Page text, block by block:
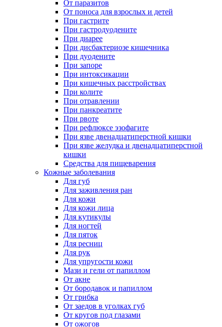
От паразитов
От поноса для взрослых и детей
При гастрите
При гастродуодените
При диарее
При дисбактериозе кишечника
При дуодените
При запоре
При интоксикации
При кишечных расстройствах
При колите
При отравлении
При панкреатите
При рвоте
При рефлюксе эзофагите
При язве двенадцатиперстной кишки
При язве желудка и двенадцатиперстной
кишки
Средства для пищеварения
Кожные заболевания
Для губ
Для заживления ран
Для кожи
Для кожи лица
Для кутикулы
Для ногтей
Для пяток
Для ресниц
Для рук
Для упругости кожи
Мази и гели от папиллом
От акне
От бородавок и папиллом
От грибка
От заедов в уголках губ
От кругов под глазами
От ожогов